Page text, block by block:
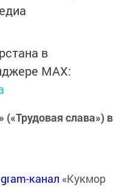
в
MАХ:
слава») в
канал «Кукмор